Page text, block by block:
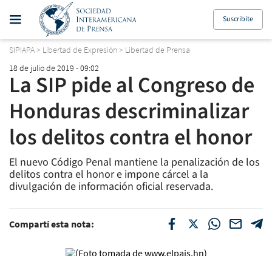
Suscribite
SIPIAPA> Libertad de Expresión> Libertad de Prensa
18 de julio de 2019 - 09:02
La SIP pide al Congreso de
Honduras descriminalizar
los delitos contra el honor
El nuevo Código Penal mantiene la penalización de los
delitos contra el honor e impone cárcel a la
divulgación de información oficial reservada.
Compartí esta nota: